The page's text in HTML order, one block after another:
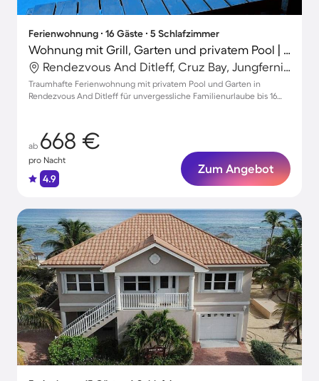
Ferienwohnung ∙ 16 Gäste ∙ 5 Schlafzimmer
Wohnung mit Grill, Garten und privatem Pool | Naturblick
Rendezvous And Ditleff, Cruz Bay, Jungferninseln
Traumhafte Ferienwohnung mit privatem Pool und Garten in
Rendezvous And Ditleff für unvergessliche Familienurlaube bis 16
ab 668 €
pro Nacht
4.9
Zum Angebot